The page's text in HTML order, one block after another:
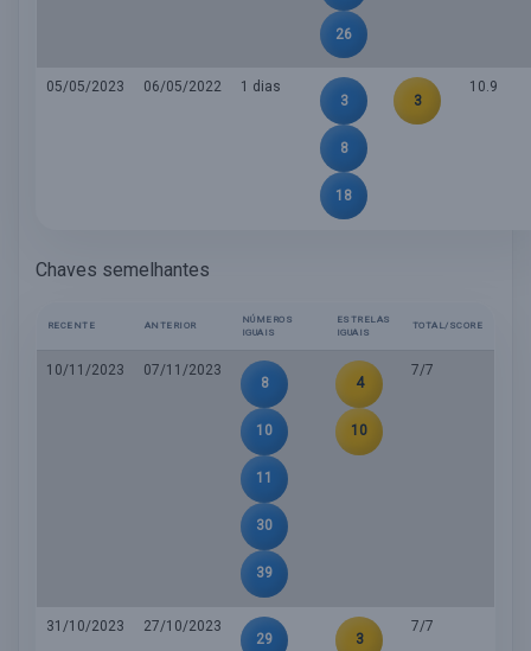
26
05/05/2023 06/05/2022
1 dias
3
8
18
3
10.9
Chaves semelhantes
RECENTE ANTERIOR
NÚMEROS
IGUAIS
ESTRELAS
IGUAIS
TOTAL/SCORE
10/11/2023
07/11/2023
8
10
11
30
39
4
10
7/7
31/10/2023
27/10/2023
29
3
7/7